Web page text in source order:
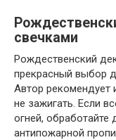
свечками
Рождественский
прекрасный выбор
Автор рекомендует
не зажигать. Если
огней,
антипожарной